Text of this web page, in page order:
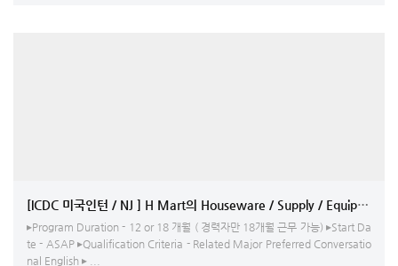
[ICDC 미국인턴 / NJ ] H Mart의 Houseware / Supply /
▸Program Duration - 12 or 18 개월 ( 경력자만 18개월 근무 가능) ▸Start Da
te - ASAP ▸Qualification Criteria - Related Major Preferred Conversatio
nal English ▸ ...